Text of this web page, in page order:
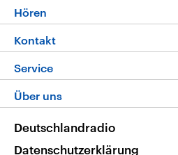
Programm
Die Nachrichten
Nachrichtenleicht
Neue Beiträge auf dlf.de
Hören
Livestream
Podcasts
Deutschlandfunk App
Nachrichten App
Frequenzen
Kontakt
Hörerservice
Service
FAQ
Veranstaltungen
Über uns
Deutschlandradio
Datenschutzerklärung